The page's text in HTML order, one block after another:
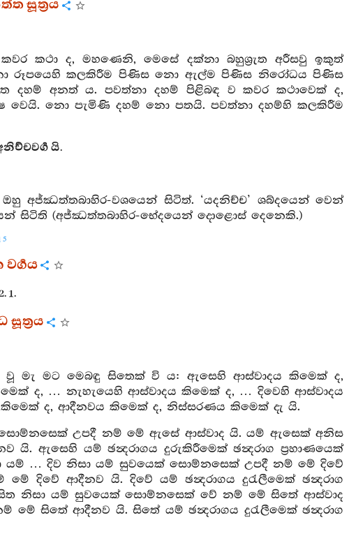
සූත්‍රය
කථා ද, මහණෙනි, මෙසේ දක්නා බහුශ්‍රුත අරීසවු ඉකුත්
රූපයෙහි කලකිරීම පිණිස නො ඇල්ම පිණිස නිරෝධය පිණිස
අනත් ය. පවත්නා දහම් පිළිබඳ ව කවර කථාවෙක් ද,
වෙයි. නො පැමිණි දහම් නො පතයි. පවත්නා දහම්හි කලකිරීම
යි.
අජ්ඣත්තබාහිර-වශයෙන් සිටිත්. ‘යදනිච්ච’ ශබ්දයෙන් වෙන්
සිටිති (අජ්ඣත්තබාහිර-භේදයෙන් දොළොස් දෙනෙකි.)
වර්‍ගය
1.
සූත්‍රය
මැ මට මෙබඳු සිතෙක් වි ය: ඇසෙහි ආස්වාදය කිමෙක් ද,
ද, … නැහැයෙහි ආස්වාදය කිමෙක් ද, … දිවෙහි ආස්වාදය
ද, ආදීනවය කිමෙක් ද, නිස්සරණය කිමෙක් දැ යි.
උපදී නම් මේ ඇසේ ආස්වාද යි. යම් ඇසෙක් අනිස
ඇසෙහි යම් ඡන්‍දරාගය දුරුකිරීමෙක් ඡන්‍දරාග ප්‍රහාණයෙක්
… දිව නිසා යම් සුවයෙක් සොම්නසෙක් උපදී නම් මේ දිවේ
ආදීනව යි. දිවේ යම් ඡන්‍දරාගය දුරැලීමෙක් ඡන්‍දරාග
නිසා යම් සුවයෙක් සොම්නසෙක් වේ නම් මේ සිතේ ආස්වාද
සිතේ ආදීනව යි. සිතේ යම් ඡන්‍දරාගය දුරැලීමෙක් ඡන්‍දරාග